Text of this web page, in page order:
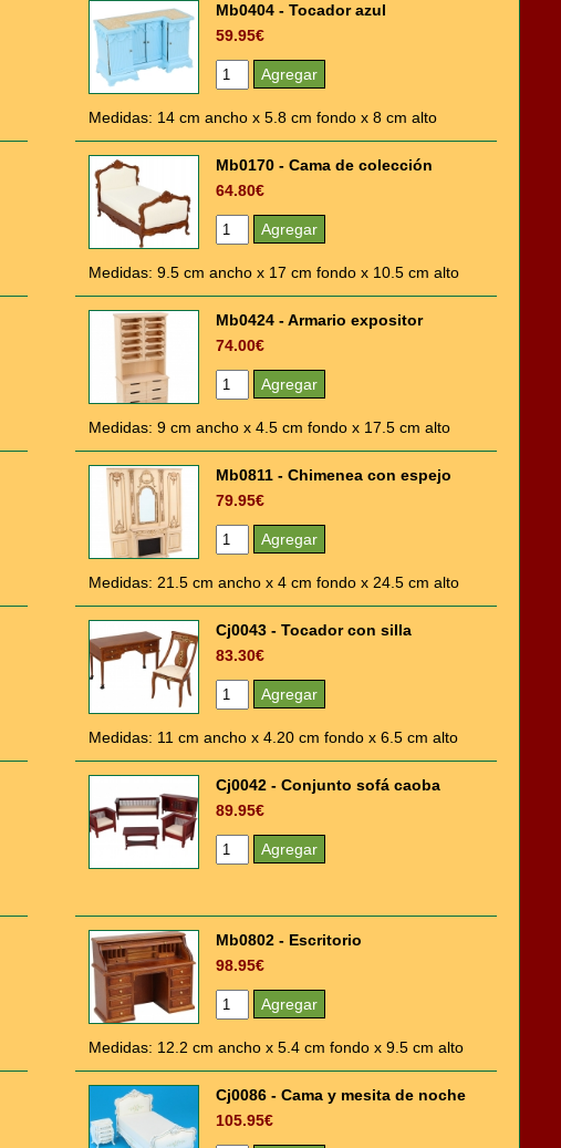
Mb0404 - Tocador azul
59.95€
Medidas: 14 cm ancho x 5.8 cm fondo x 8 cm alto
Mb0170 - Cama de colección
64.80€
Medidas: 9.5 cm ancho x 17 cm fondo x 10.5 cm alto
Mb0424 - Armario expositor
74.00€
Medidas: 9 cm ancho x 4.5 cm fondo x 17.5 cm alto
Mb0811 - Chimenea con espejo
79.95€
Medidas: 21.5 cm ancho x 4 cm fondo x 24.5 cm alto
Cj0043 - Tocador con silla
83.30€
Medidas: 11 cm ancho x 4.20 cm fondo x 6.5 cm alto
Cj0042 - Conjunto sofá caoba
89.95€
Mb0802 - Escritorio
98.95€
Medidas: 12.2 cm ancho x 5.4 cm fondo x 9.5 cm alto
Cj0086 - Cama y mesita de noche
105.95€